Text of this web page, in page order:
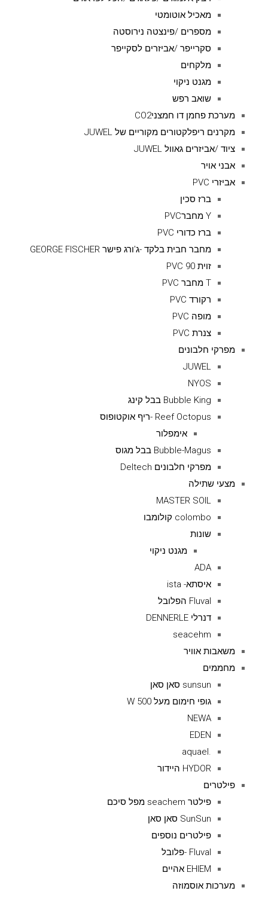
מאכיל אוטומטי
מספרים /פינצטה נירוסטה
סקרייפר /אביזרים לסקייפר
מלקחים
מגנט ניקוי
שואב רפש
מערכת פחמן דו חמצניCO2
מקרנים ריפלקטורים מקוריים של JUWEL
ציוד /אביזרים גאוול JUWEL
אבני אויר
אביזרי PVC
ברז סכין
Y מחברPVC
ברז כדורי PVC
מחבר חבית בלקד -ג'ורג פישר GEORGE FISCHER
זוית 90 PVC
T מחבר PVC
רקורד PVC
מופה PVC
צנרת PVC
מפרקי חלבונים
JUWEL
NYOS
Bubble King בבל קינג
Reef Octopus -ריף אוקטופוס
אימפלור
Bubble-Magus בבל מגוס
מפרקי חלבונים Deltech
מצעי שתילה
MASTER SOIL
colombo קולומבו
שונות
מגנט ניקוי
ADA
איסתא- ista
Fluval הפלובל
דנרלי DENNERLE
seacehm
משאבות אוויר
מחממים
sunsun סאן סאן
גופי חימום מעל 500 W
NEWA
EDEN
.aquael
HYDOR היידור
פילטרים
פילטר seachem מפל סיכם
SunSun סאן סאן
פילטרים נוספים
Fluval -פלובל
EHIEM אהיים
מערכות אוסמוזה